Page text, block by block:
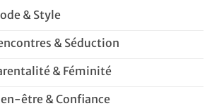
& Style
& Séduction
& Féminité
être & Confiance